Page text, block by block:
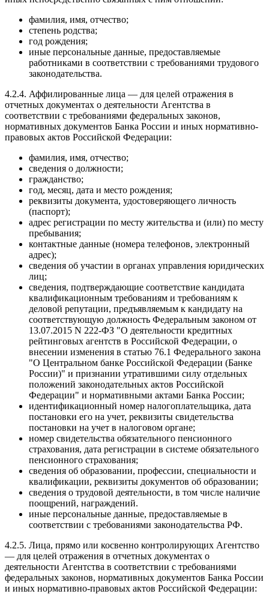
фамилия, имя, отчество;
степень родства;
год рождения;
иные персональные данные, предоставляемые
работниками в соответствии с требованиями трудового
законодательства.
4.2.4. Аффилированные лица — для целей отражения в
отчетных документах о деятельности Агентства в
соответствии с требованиями федеральных законов,
нормативных документов Банка России и иных нормативно-
правовых актов Российской Федерации:
фамилия, имя, отчество;
сведения о должности;
гражданство;
год, месяц, дата и место рождения;
реквизиты документа, удостоверяющего личность
(паспорт);
адрес регистрации по месту жительства и (или) по месту
пребывания;
контактные данные (номера телефонов, электронный
адрес);
сведения об участии в органах управления юридических
лиц;
сведения, подтверждающие соответствие кандидата
квалификационным требованиям и требованиям к
деловой репутации, предъявляемым к кандидату на
соответствующую должность Федеральным законом от
13.07.2015 N 222-ФЗ "О деятельности кредитных
рейтинговых агентств в Российской Федерации, о
внесении изменения в статью 76.1 Федерального закона
"О Центральном банке Российской Федерации (Банке
России)" и признании утратившими силу отдельных
положений законодательных актов Российской
Федерации" и нормативными актами Банка России;
идентификационный номер налогоплательщика, дата
постановки его на учет, реквизиты свидетельства
постановки на учет в налоговом органе;
номер свидетельства обязательного пенсионного
страхования, дата регистрации в системе обязательного
пенсионного страхования;
сведения об образовании, профессии, специальности и
квалификации, реквизиты документов об образовании;
сведения о трудовой деятельности, в том числе наличие
поощрений, награждений.
иные персональные данные, предоставляемые в
соответствии с требованиями законодательства РФ.
4.2.5. Лица, прямо или косвенно контролирующих Агентство
— для целей отражения в отчетных документах о
деятельности Агентства в соответствии с требованиями
федеральных законов, нормативных документов Банка России
и иных нормативно-правовых актов Российской Федерации: